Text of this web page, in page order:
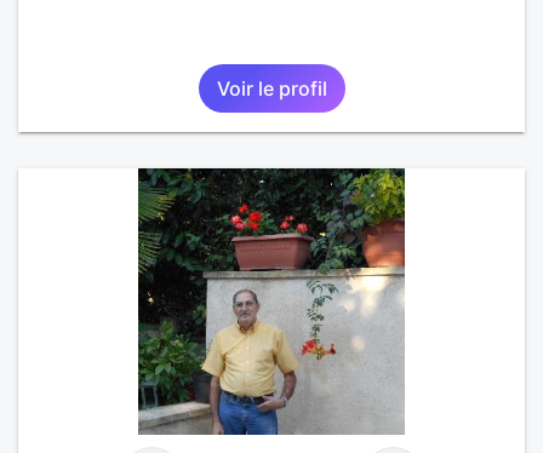
Voir le profil